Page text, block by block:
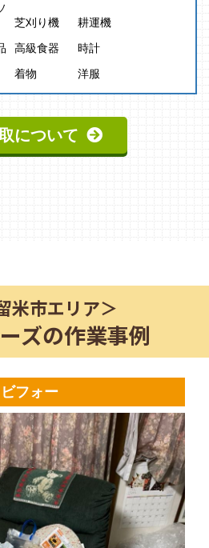
芝刈り機
耕運機
高級食器
時計
着物 洋服
について
米市エリア＞
ズの作業事例
ビフォー